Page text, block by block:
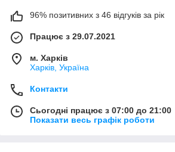
96% позитивних з 46 відгуків за рік
Працює з 29.07.2021
м. Харків
Харків, Україна
Контакти
Сьогодні працює з 07:00 до 21:00
Показати весь графік роботи